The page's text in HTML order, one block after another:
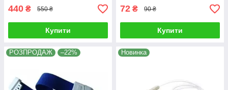
440 ₴ 550 ₴
Купити
72 ₴ 90 ₴
Купити
РОЗПРОДАЖ –22% Новинка